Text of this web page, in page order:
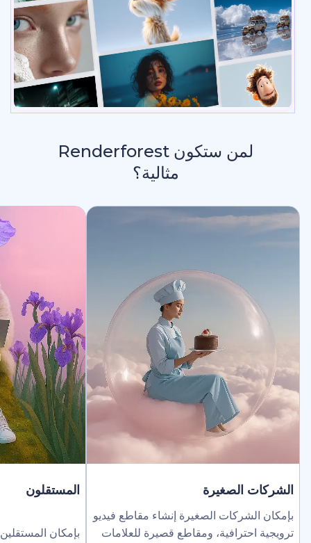
لمن ستكون Renderforest
الصغيرة إنشاء مقاطع فيديو
ومقاطع قصيرة للعلامات
بإمكان المستقلين توسيع نطاق